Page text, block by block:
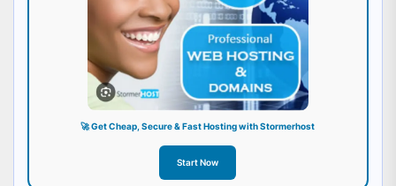
🚀 Get Cheap, Secure & Fast Hosting with Stormerhost
Start Now